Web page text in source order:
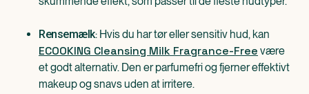
Rensemælk: Hvis du har tør eller sensitiv hud, kan
ECOOKING Cleansing Milk Fragrance-Free være
et godt alternativ. Den er parfumefri og fjerner effektivt
makeup og snavs uden at irritere.